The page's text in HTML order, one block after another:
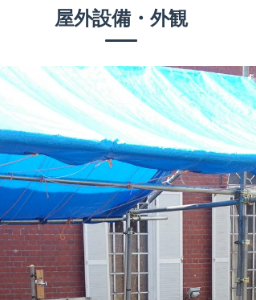
屋外設備・外観